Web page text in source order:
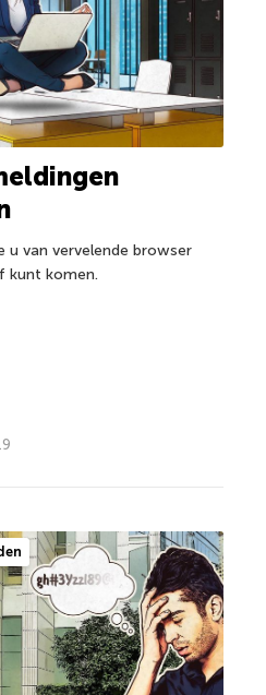
u van vervelende browser
kunt komen.